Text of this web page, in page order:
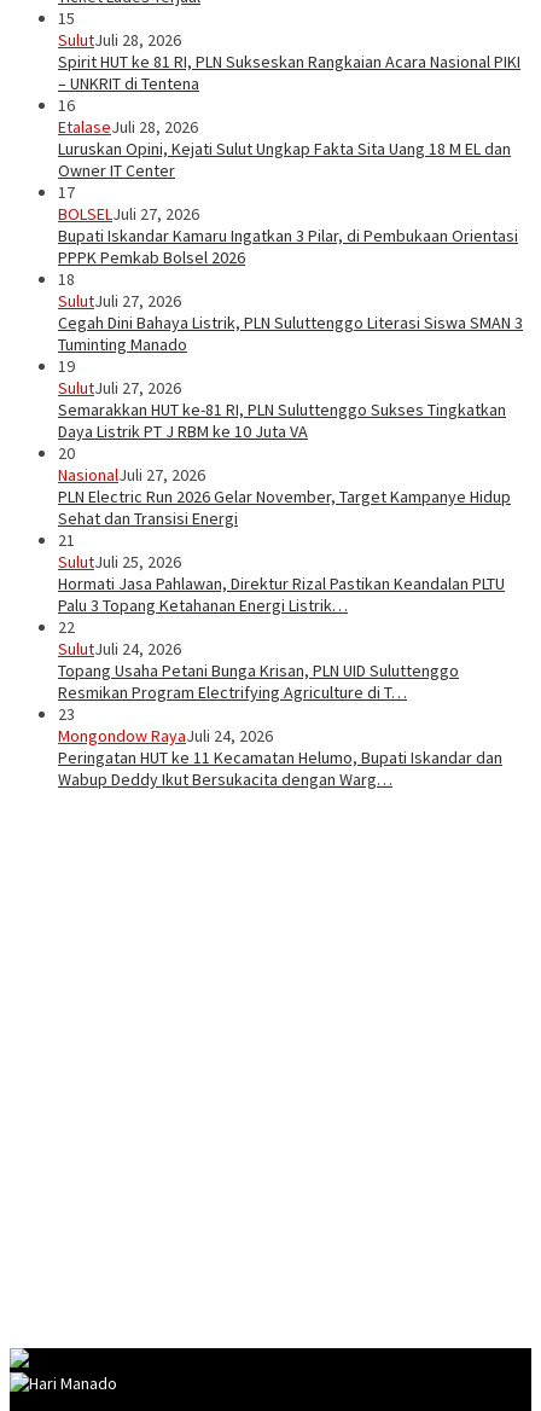
15
SulutJuli 28, 2026
Spirit HUT ke 81 RI, PLN Sukseskan Rangkaian Acara Nasional PIKI
– UNKRIT di Tentena
16
EtalaseJuli 28, 2026
Luruskan Opini, Kejati Sulut Ungkap Fakta Sita Uang 18 M EL dan
Owner IT Center
17
BOLSELJuli 27, 2026
Bupati Iskandar Kamaru Ingatkan 3 Pilar, di Pembukaan Orientasi
PPPK Pemkab Bolsel 2026
18
SulutJuli 27, 2026
Cegah Dini Bahaya Listrik, PLN Suluttenggo Literasi Siswa SMAN 3
Tuminting Manado
19
SulutJuli 27, 2026
Semarakkan HUT ke-81 RI, PLN Suluttenggo Sukses Tingkatkan
Daya Listrik PT J RBM ke 10 Juta VA
20
NasionalJuli 27, 2026
PLN Electric Run 2026 Gelar November, Target Kampanye Hidup
Sehat dan Transisi Energi
21
SulutJuli 25, 2026
Hormati Jasa Pahlawan, Direktur Rizal Pastikan Keandalan PLTU
Palu 3 Topang Ketahanan Energi Listrik…
22
SulutJuli 24, 2026
Topang Usaha Petani Bunga Krisan, PLN UID Suluttenggo
Resmikan Program Electrifying Agriculture di T…
23
Mongondow RayaJuli 24, 2026
Peringatan HUT ke 11 Kecamatan Helumo, Bupati Iskandar dan
Wabup Deddy Ikut Bersukacita dengan Warg…